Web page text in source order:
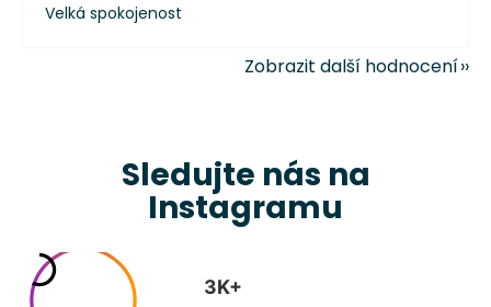
Velká spokojenost
Zobrazit další hodnocení
Sledujte nás na
Instagramu